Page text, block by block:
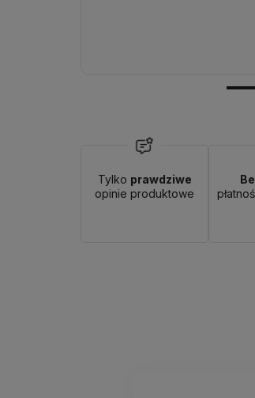
Tylko prawdziwe
opinie produktowe